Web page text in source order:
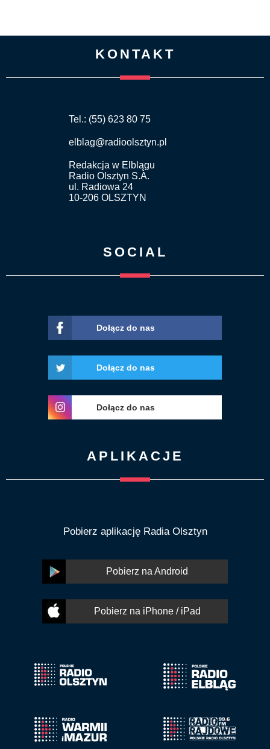
KONTAKT
Tel.: (55) 623 80 75
elblag@radioolsztyn.pl
Redakcja w Elblągu
Radio Olsztyn S.A.
ul. Radiowa 24
10-206 OLSZTYN
SOCIAL
Dołącz do nas
Dołącz do nas
Dołącz do nas
APLIKACJE
Pobierz aplikację Radia Olsztyn
Pobierz na Android
Pobierz na iPhone / iPad